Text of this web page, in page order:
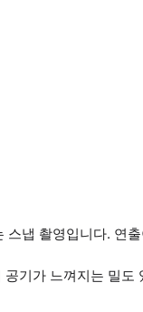
냅 촬영입니다. 연
기가 느껴지는 밀도